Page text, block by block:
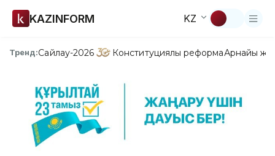
KAZINFORM KZ
Тренд:Сайлау-2026 Конституциялық реформаАрнайы